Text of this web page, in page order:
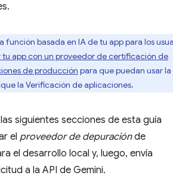
función basada en IA de tu app para los
tu app con un proveedor de certificación de
de producción para que puedan usar la
la Verificación de aplicaciones.
siguientes secciones de esta guía
el proveedor de depuraciónde
el desarrollo local y, luego, envía
a la API de Gemini.